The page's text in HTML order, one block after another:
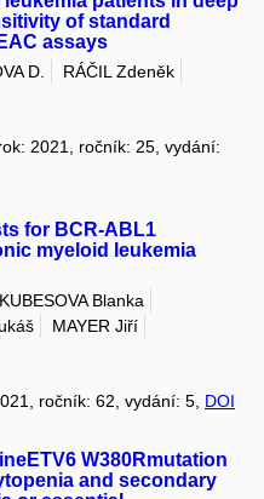
of standard
assays
D.
RÁČIL Zdeněk
rok: 2021, ročník: 25, vydání:
for BCR-ABL1
myeloid leukemia
KUBESOVA Blanka
MAYER Jiří
ročník: 62, vydání: 5, DOI
W380Rmutation
and secondary